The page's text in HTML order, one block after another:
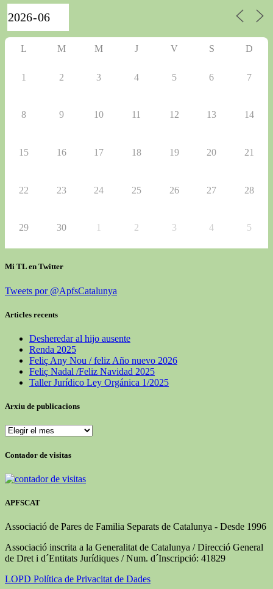
L M M J V S D
1 2 3 4 5 6 7
8 9 10 11 12 13 14
15 16 17 18 19 20 21
22 23 24 25 26 27 28
29 30 1 2 3 4 5
Mi TL en Twitter
Tweets por @ApfsCatalunya
Articles recents
Desheredar al hijo ausente
Renda 2025
Feliç Any Nou / feliz Año nuevo 2026
Feliç Nadal /Feliz Navidad 2025
Taller Jurídico Ley Orgánica 1/2025
Arxiu de publicacions
Contador de visitas
APFSCAT
Associació de Pares de Familia Separats de Catalunya - Desde 1996
Associació inscrita a la Generalitat de Catalunya / Direcció General
de Dret i d´Entitats Jurídiques / Num. d´Inscripció: 41829
LOPD Política de Privacitat de Dades